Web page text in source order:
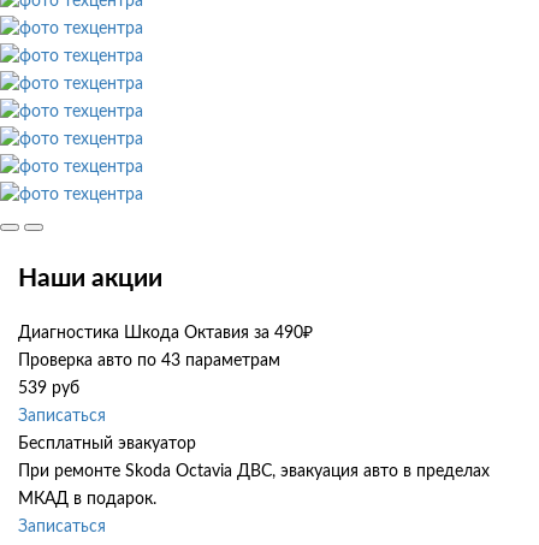
Наши акции
Диагностика Шкода Октавия за 490₽
Проверка авто по 43 параметрам
539 руб
Записаться
Бесплатный эвакуатор
При ремонте Skoda Octavia ДВС, эвакуация авто в пределах
МКАД в подарок.
Записаться